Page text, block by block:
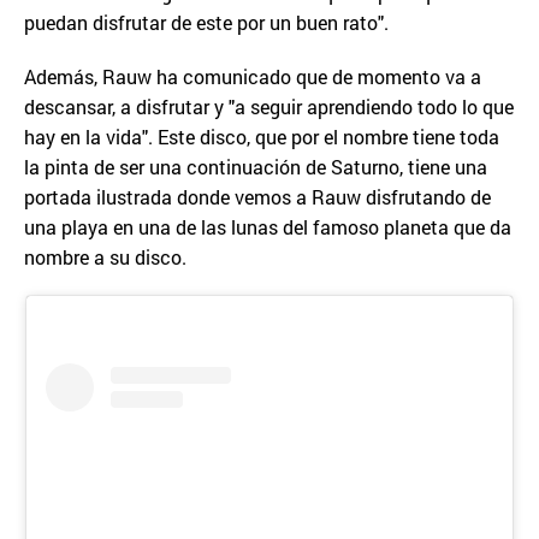
puedan disfrutar de este por un buen rato".
Además, Rauw ha comunicado que de momento va a
descansar, a disfrutar y "a seguir aprendiendo todo lo que
hay en la vida". Este disco, que por el nombre tiene toda
la pinta de ser una continuación de Saturno, tiene una
portada ilustrada donde vemos a Rauw disfrutando de
una playa en una de las lunas del famoso planeta que da
nombre a su disco.